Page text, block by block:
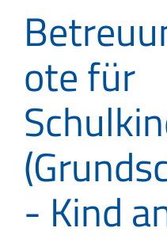
ote für
- Kind